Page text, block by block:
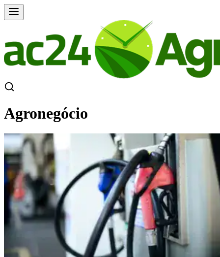
Agronegócio